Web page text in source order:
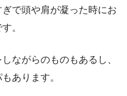
で頭や肩が凝った時にお
。
ながらのものもあるし、
あります。